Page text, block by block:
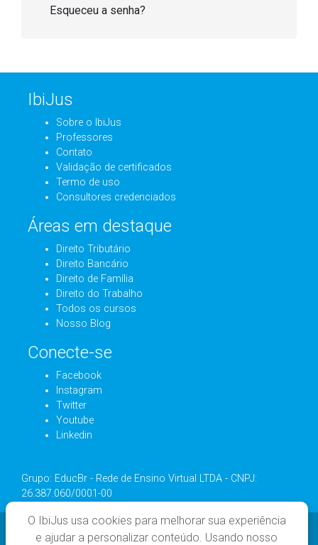
Esqueceu a senha?
IbiJus
Sobre o IbiJus
Professores
Contato
Validação de certificados
Termo de uso
Consultores credenciados
Áreas em destaque
Direito Tributário
Direito Bancário
Direito de Família
Direito do Trabalho
Todos os cursos
Nosso Blog
Conecte-se
Facebook
Instagram
Twitter
Youtube
Linkedin
Grupo: EducBr - Rede de Ensino Virtual LTDA - CNPJ:
26.387.060/0001-00
O IbiJus usa cookies para melhorar sua experiência
e ajudar a personalizar conteúdo. Usando nosso